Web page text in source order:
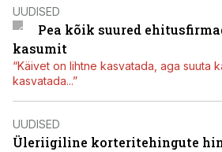
UUDISED
Pea kõik suured
kasumit
“Käivet on lihtne kasvatada, aga suuta
kasvatada...”
UUDISED
Üleriigiline korteritehingute